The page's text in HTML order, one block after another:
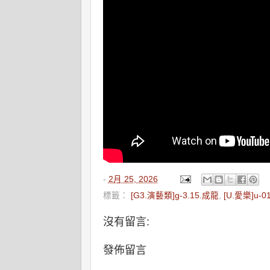
- 2月 25, 2026
標籤：
[G3.演藝類]g-3.15.成龍, [U.愛樂]u-
沒有留言:
發佈留言